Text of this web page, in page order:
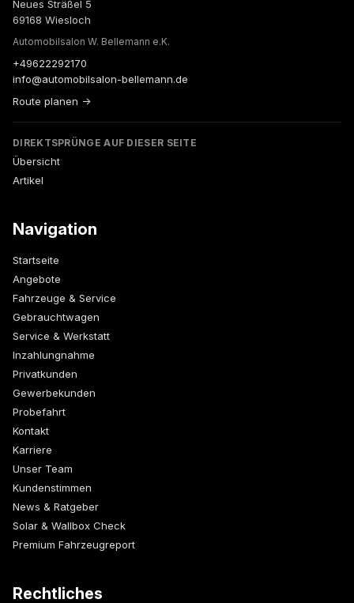
Neues Sträßel 5
69168 Wiesloch
Automobilsalon W. Bellemann e.K.
+49622292170
info@automobilsalon-bellemann.de
Route planen →
DIREKTSPRÜNGE AUF DIESER SEITE
Übersicht
Artikel
Navigation
Startseite
Angebote
Fahrzeuge & Service
Gebrauchtwagen
Service & Werkstatt
Inzahlungnahme
Privatkunden
Gewerbekunden
Probefahrt
Kontakt
Karriere
Unser Team
Kundenstimmen
News & Ratgeber
Solar & Wallbox Check
Premium Fahrzeugreport
Rechtliches